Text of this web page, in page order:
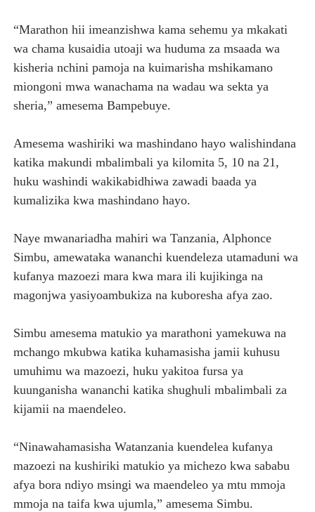
“Marathon hii imeanzishwa kama sehemu ya mkakati
wa chama kusaidia utoaji wa huduma za msaada wa
kisheria nchini pamoja na kuimarisha mshikamano
miongoni mwa wanachama na wadau wa sekta ya
sheria,” amesema Bampebuye.
Amesema washiriki wa mashindano hayo walishindana
katika makundi mbalimbali ya kilomita 5, 10 na 21,
huku washindi wakikabidhiwa zawadi baada ya
kumalizika kwa mashindano hayo.
Naye mwanariadha mahiri wa Tanzania, Alphonce
Simbu, amewataka wananchi kuendeleza utamaduni wa
kufanya mazoezi mara kwa mara ili kujikinga na
magonjwa yasiyoambukiza na kuboresha afya zao.
Simbu amesema matukio ya marathoni yamekuwa na
mchango mkubwa katika kuhamasisha jamii kuhusu
umuhimu wa mazoezi, huku yakitoa fursa ya
kuunganisha wananchi katika shughuli mbalimbali za
kijamii na maendeleo.
“Ninawahamasisha Watanzania kuendelea kufanya
mazoezi na kushiriki matukio ya michezo kwa sababu
afya bora ndiyo msingi wa maendeleo ya mtu mmoja
mmoja na taifa kwa ujumla,” amesema Simbu.